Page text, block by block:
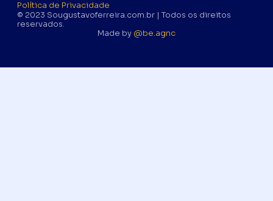
Política de Privacidade
© 2023 Sougustavoferreira.com.br | Todos os direitos
reservados.
Made by @be.agnc